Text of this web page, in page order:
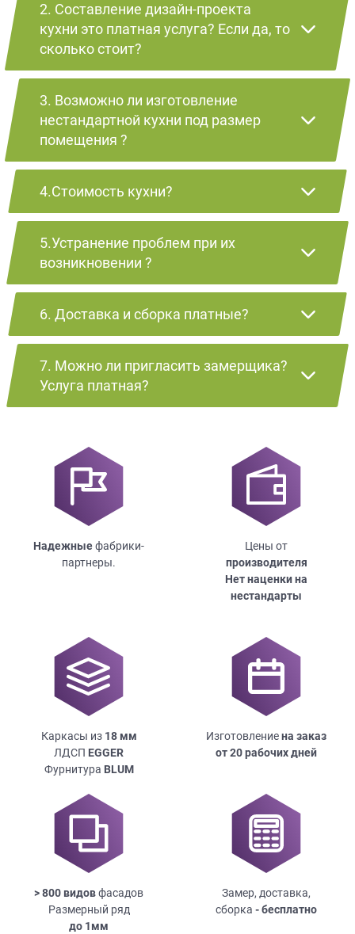
2. Составление дизайн-проекта
кухни это платная услуга? Если да, то
сколько стоит?
3. Возможно ли изготовление
нестандартной кухни под размер
помещения ?
4.Стоимость кухни?
5.Устранение проблем при их
возникновении ?
6. Доставка и сборка платные?
7. Можно ли пригласить замерщика?
Услуга платная?
Надежныефабрики-
партнеры.
Цены от
производителя
Нет наценки на
нестандарты
Каркасы из 18мм
ЛДСП EGGER
Фурнитура BLUM
Изготовлениена заказ
от 20 рабочих дней
> 800 видовфасадов
Размерный ряд
до 1мм
Замер, доставка,
сборка - бесплатно